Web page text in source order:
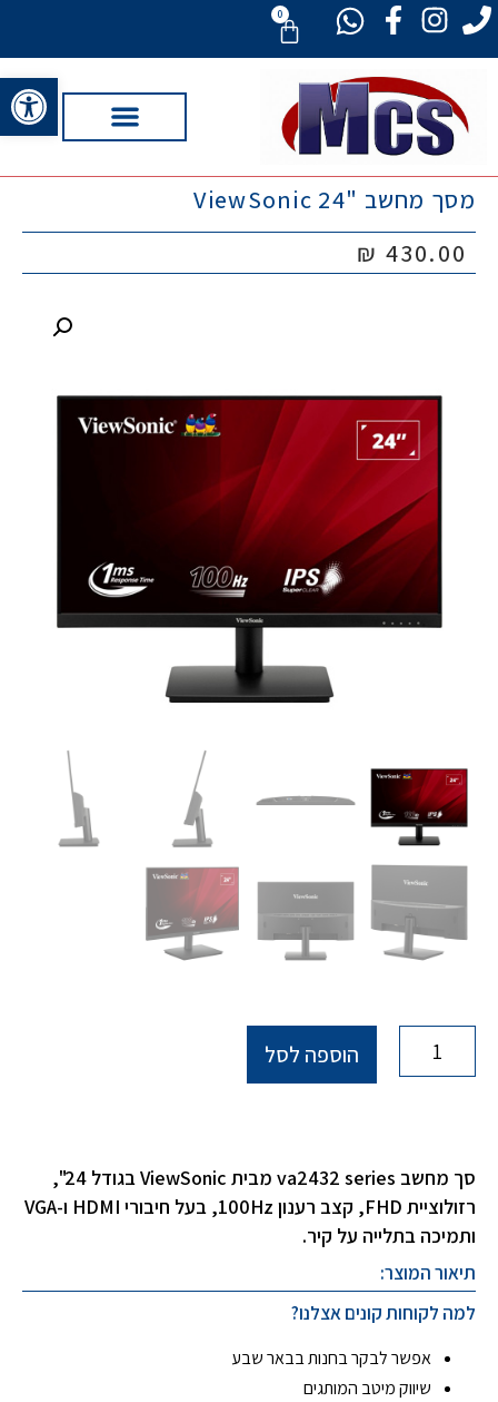
פתח
0
מסך מחשב "ViewSonic 24
430.00
₪
הוספה לסל
סך מחשב va2432 series מבית ViewSonic בגודל 24",
רזולוציית FHD, קצב רענון 100Hz, בעל חיבורי HDMI ו-VGA
ותמיכה בתלייה על קיר.
תיאור המוצר:
למה לקוחות קונים אצלנו?
אפשר לבקר בחנות בבאר שבע
שיווק מיטב המותגים